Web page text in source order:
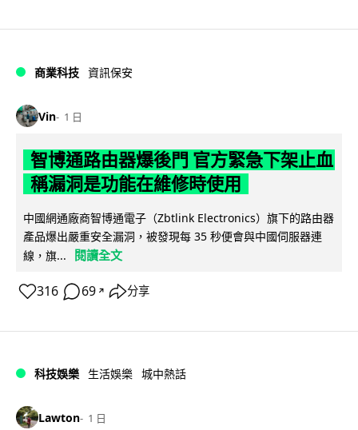
商業科技 資訊保安
Vin 1 日
智博通路由器爆後門 官方緊急下架止血
稱漏洞是功能在維修時使用
中國網通廠商智博通電子（Zbtlink Electronics）旗下的路由器
產品爆出嚴重安全漏洞，被發現每 35 秒便會與中國伺服器連
線，旗...
閱讀全文
316 69 ↗ 分享
科技娛樂 生活娛樂 城中熱話
Lawton 1 日